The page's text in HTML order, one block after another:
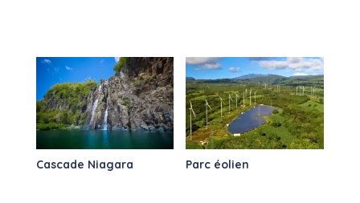
Cascade Niagara Parc éolien